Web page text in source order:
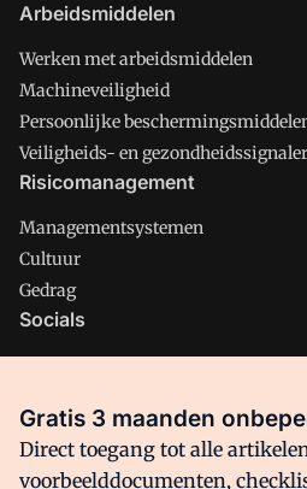
Arbeidsmiddelen
Werken met arbeidsmiddelen
Machineveiligheid
Persoonlijke
Veiligheids- en
Risicomanagement
Managementsystemen
Cultuur
Gedrag
Socials
Facebook
Gratis 3 maanden
Direct toegang tot alle
voorbeelddocumenten,